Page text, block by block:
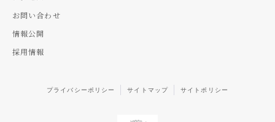
お問い合わせ
情報公開
採用情報
プライバシーポリシー サイトマップ サイトポリシー